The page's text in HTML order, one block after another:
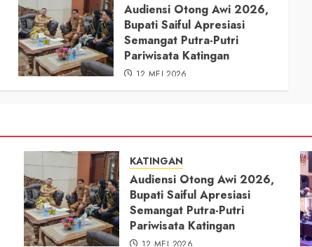
Audiensi Otong Awi 2026,
Bupati Saiful Apresiasi
Semangat Putra-Putri
Pariwisata Katingan
12 MEI 2026
KATINGAN
Audiensi Otong Awi 2026,
Bupati Saiful Apresiasi
Semangat Putra-Putri
Pariwisata Katingan
12 MEI 2026